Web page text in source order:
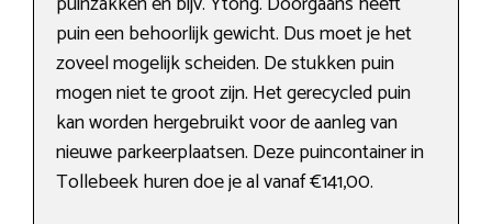
puin een behoorlijk gewicht. Dus moet je het
zoveel mogelijk scheiden. De stukken puin
mogen niet te groot zijn. Het gerecycled puin
kan worden hergebruikt voor de aanleg van
nieuwe parkeerplaatsen. Deze puincontainer in
Tollebeek huren doe je al vanaf €141,00.